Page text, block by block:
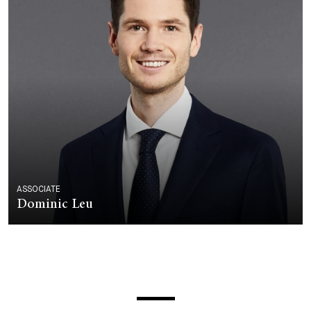
ASSOCIATE
Dominic Leu